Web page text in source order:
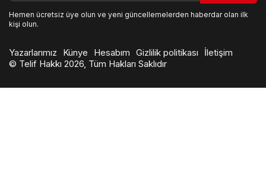
Hemen ücretsiz üye olun ve yeni güncellemelerden haberdar olan ilk
kişi olun.
Yazarlarımız Künye Hesabım Gizlilik politikası
İletişim
© Telif Hakkı 2026, Tüm Hakları Saklıdır